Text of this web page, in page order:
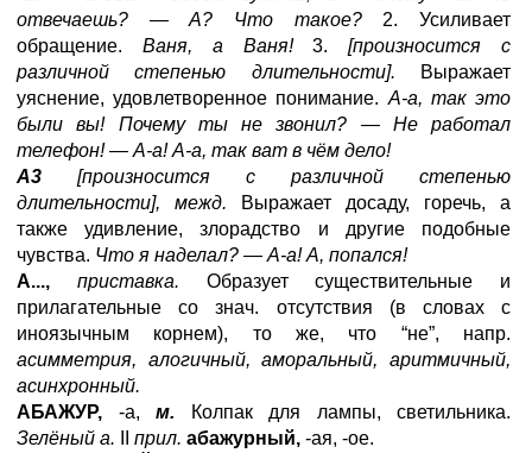
отвечаешь? — А? Что такое? 2. Усиливает
обращение. Ваня, а Ваня!3.[произносится с
различной степенью длительности]. Выражает
уяснение, удовлетворенное понимание. А-а, так это
были вы! Почему ты не звонил? — Не работал
телефон! — А-а! А-а, так ват в чём дело!
А3 [произносится с различной степенью
длительности], межд. Выражает досаду, горечь, а
также удивление, злорадство и другие подобные
чувства. Что я наделал? — А-а! А, попался!
А...,
приставка. Образует существительные и
прилагательные со знач. отсутствия (в словах с
иноязычным корнем), то же, что “не”, напр.
асимметрия, алогичный, аморальный, аритмичный,
асинхронный.
АБАЖУР, -а, м. Колпак для лампы, светильника.
Зелёный а.
прил. абажурный, -ая, -ое.